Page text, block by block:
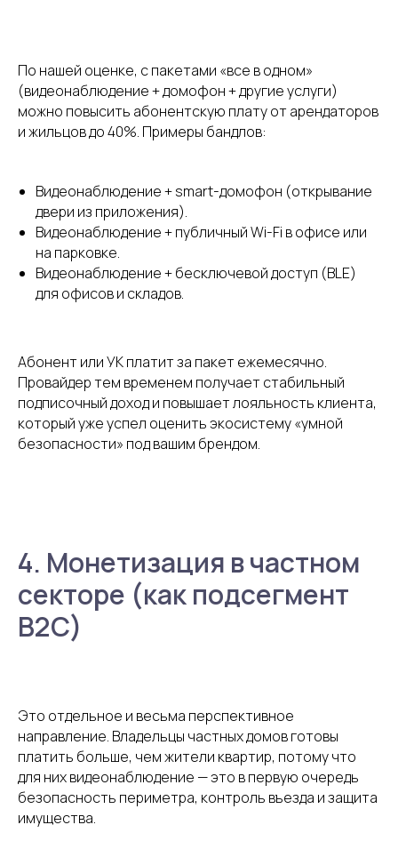
По нашей оценке, с пакетами «все в одном»
(видеонаблюдение + домофон + другие услуги)
можно повысить абонентскую плату от арендаторов
и жильцов до 40%. Примеры бандлов:
Видеонаблюдение + smart-домофон (открывание
двери из приложения).
Видеонаблюдение + публичный Wi-Fi в офисе или
на парковке.
Видеонаблюдение + бесключевой доступ (BLE)
для офисов и складов.
Абонент или УК платит за пакет ежемесячно.
Провайдер тем временем получает стабильный
подписочный доход и повышает лояльность клиента,
который уже успел оценить экосистему «умной
безопасности» под вашим брендом.
4. Монетизация в частном
секторе (как подсегмент
B2C)
Это отдельное и весьма перспективное
направление. Владельцы частных домов готовы
платить больше, чем жители квартир, потому что
для них видеонаблюдение — это в первую очередь
безопасность периметра, контроль въезда и защита
имущества.
Готовы открыть новые
возможности вашего
телеком-бизнеса с AIVP?